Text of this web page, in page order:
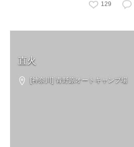
129
直火
[神奈川] 青野原オートキャンプ場